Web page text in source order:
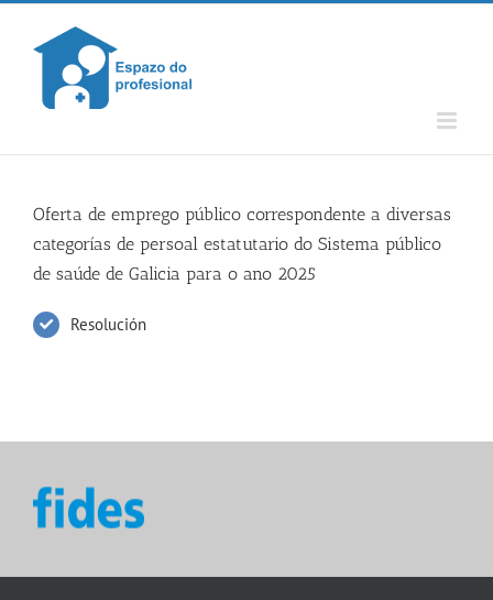
Skip
content
Oferta de emprego público correspondente a diversas
categorías de persoal estatutario do Sistema público
de saúde de Galicia para o ano 2025
Resolución